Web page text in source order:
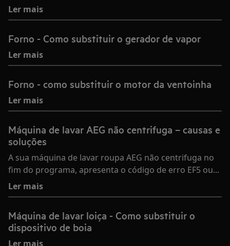
Ler mais
Forno - Como substituir o gerador de vapor
Ler mais
Forno - como substituir o motor da ventoinha
Ler mais
Máquina de lavar AEG não centrifuga – causas e
soluções
A sua máquina de lavar roupa AEG não centrifuga no
fim do programa, apresenta o código de erro EF5 ou...
Ler mais
Máquina de lavar loiça - Como substituir o
dispositivo de boia
Ler mais